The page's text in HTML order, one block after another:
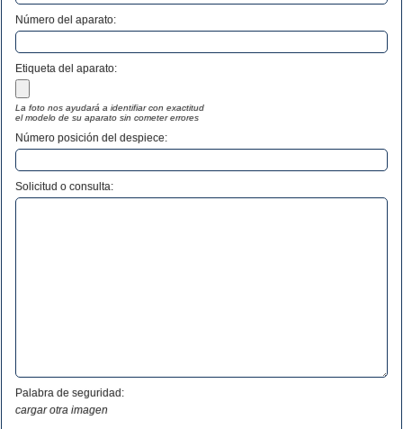
Número del aparato:
Etiqueta del aparato:
La foto nos ayudará a identifiar con exactitud
el modelo de su aparato sin cometer errores
Número posición del despiece:
Solicitud o consulta:
Palabra de seguridad:
cargar otra imagen